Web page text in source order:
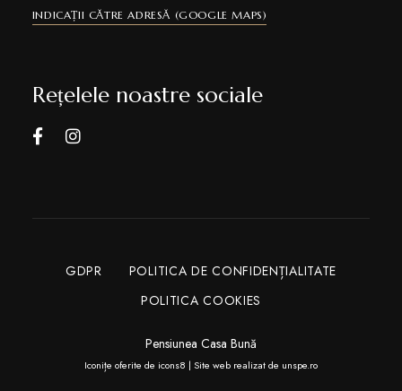
INDICAȚII CĂTRE ADRESĂ (GOOGLE MAPS)
Rețelele noastre sociale
GDPR
POLITICA DE CONFIDENȚIALITATE
POLITICA COOKIES
Pensiunea Casa Bună
Iconițe oferite de icons8 | Site web realizat de unspe.ro